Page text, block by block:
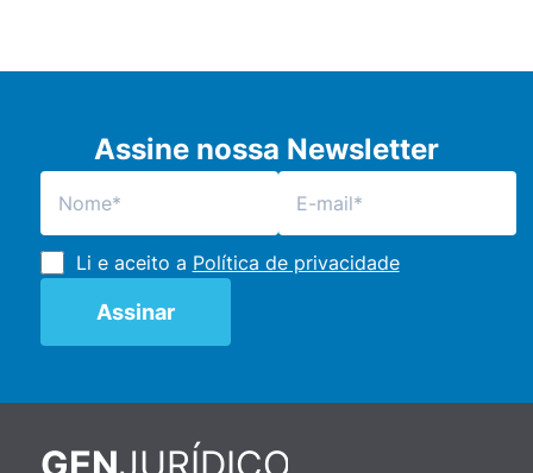
Assine nossa Newsletter
Li e aceito a Política de privacidade
GENJURÍDICO